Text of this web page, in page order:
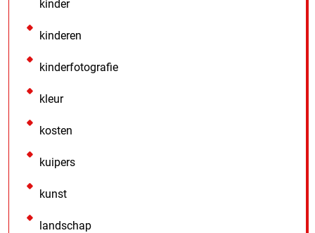
kinder
kinderen
kinderfotografie
kleur
kosten
kuipers
kunst
landschap